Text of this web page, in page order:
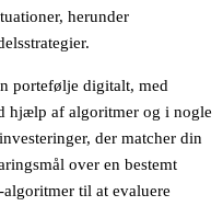
herunder
portefølje digitalt, med
hjælp af algoritmer og i nogle
der matcher din
over en bestemt
til at evaluere